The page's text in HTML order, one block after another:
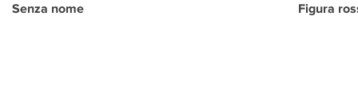
Senza nome Figura